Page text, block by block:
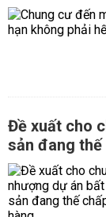
Đề xuất cho
sản đang thế